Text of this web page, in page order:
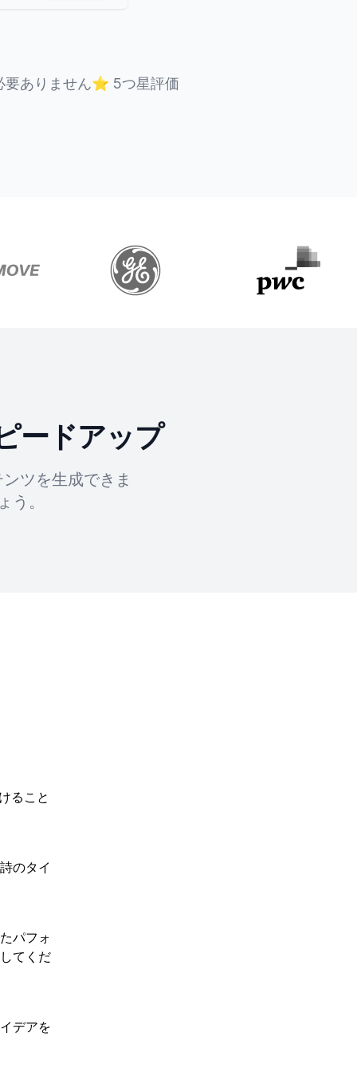
要ありません⭐ 5つ星評価
ードアップ
ツを生成できま
う。
ること
のタイ
パフォ
てくだ
デアを